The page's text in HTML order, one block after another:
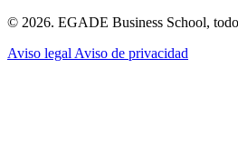
© 2026. EGADE Business School,
Aviso legal Aviso de privacidad